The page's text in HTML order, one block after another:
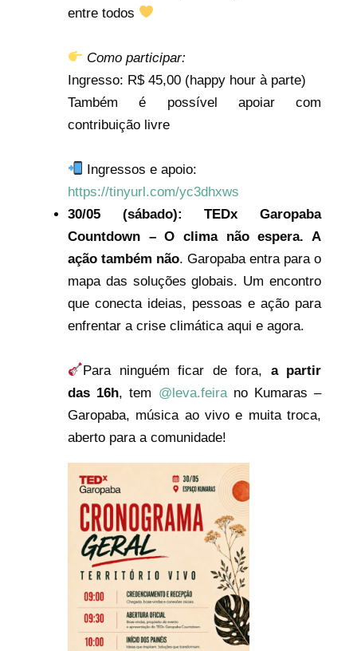
entre todos
Como participar:
Ingresso: R$ 45,00 (happy hour à parte)
Também é possível apoiar com
contribuição livre
Ingressos e apoio:
https://tinyurl.com/yc3dhxws
30/05 (sábado):
TEDx Garopaba
Countdown – O clima não espera. A
ação também não. Garopaba entra para o
mapa das soluções globais. Um encontro
que conecta ideias, pessoas e ação para
enfrentar a crise climática aqui e agora.
Para ninguém ficar de fora, a partir
das 16h, tem @leva.feirano Kumaras –
Garopaba, música ao vivo e muita troca,
aberto para a comunidade!